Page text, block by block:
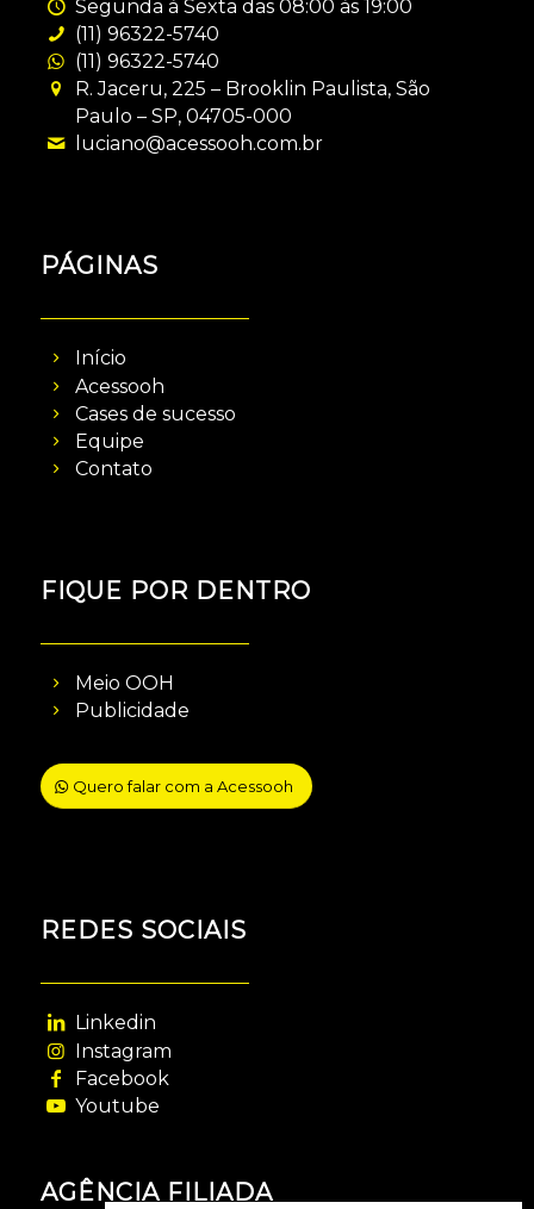
Segunda à Sexta das 08:00 às 19:00
(11) 96322-5740
(11) 96322-5740
R. Jaceru, 225 – Brooklin Paulista, São
Paulo – SP, 04705-000
luciano@acessooh.com.br
PÁGINAS
Início
Acessooh
Cases de sucesso
Equipe
Contato
FIQUE POR DENTRO
Meio OOH
Publicidade
Quero falar com a Acessooh
REDES SOCIAIS
Linkedin
Instagram
Facebook
Youtube
AGÊNCIA FILIADA